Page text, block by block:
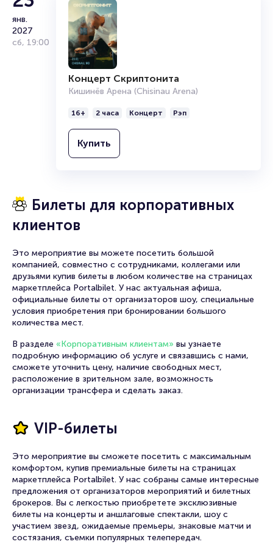
ОрганизаторамКупить
Концерт Валерия Меладзе
Бакинский Конгресс Центр
18+ 2 часа Концерт Эстрада
Купить
янв.
2027
сб, 19:00
Концерт Скриптонита
Кишинёв Арена (Chisinau Arena)
16+ 2 часа Концерт Рэп
Купить
Билеты для корпоративных
клиентов
Это мероприятие вы можете посетить большой
компанией, совместно с сотрудниками, коллегами или
друзьями купив билеты в любом количестве на страницах
маркетплейса Portalbilet. У нас актуальная афиша,
официальные билеты от организаторов шоу, специальные
условия приобретения при бронировании большого
количества мест.
В разделе «Корпоративным клиентам» вы узнаете
подробную информацию об услуге и связавшись с нами,
сможете уточнить цену, наличие свободных мест,
расположение в зрительном зале, возможность
организации трансфера и сделать заказ.
VIP-билеты
Это мероприятие вы сможете посетить с максимальным
комфортом, купив премиальные билеты на страницах
маркетплейса Portalbilet. У нас собраны самые интересные
предложения от организаторов мероприятий и билетных
брокеров. Вы с легкостью приобретете эксклюзивные
билеты на концерты и аншлаговые спектакли, шоу с
участием звезд, ожидаемые премьеры, знаковые матчи и
состязания, съемки популярных телепередач.